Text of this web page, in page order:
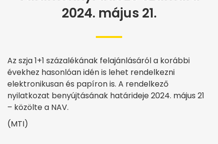
2024. május 21.
Az szja 1+1 százalékának felajánlásáról a korábbi
évekhez hasonlóan idén is lehet rendelkezni
elektronikusan és papíron is. A rendelkező
nyilatkozat benyújtásának határideje 2024. május 21
– közölte a NAV.
(MTI)